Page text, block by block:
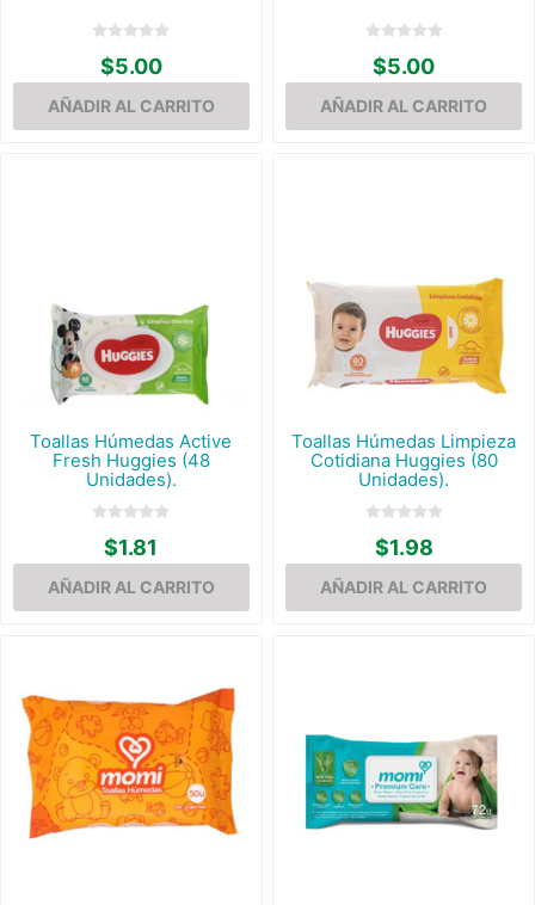
$5.00 $5.00
Toallas Húmedas Active
Fresh Huggies (48
Unidades).
$1.81
Toallas Húmedas Limpieza
Cotidiana Huggies (80
Unidades).
$1.98